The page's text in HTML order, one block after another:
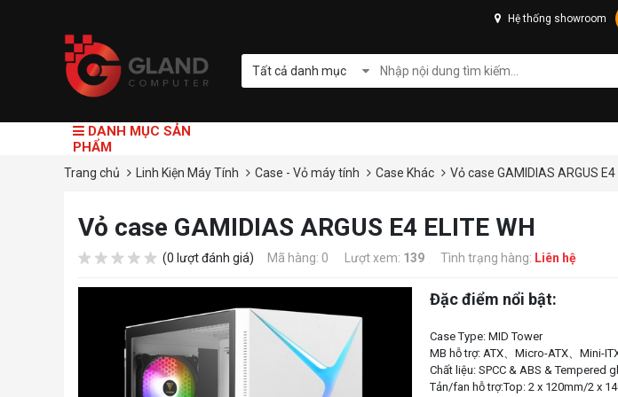
Hệ thống showroom
Tất cả danh mục
DANH MỤC SẢN
PHẨM
Trang chủ Linh Kiện Máy Tính Case - Vỏ máy tính Case Khác Vỏ case GAMIDIAS ARGUS E4
Vỏ case GAMIDIAS ARGUS E4 ELITE WH
(0 lượt đánh giá) Mã hàng: 0 Lượt xem: 139 Tình trạng hàng: Liên hệ
Đặc điểm nổi bật:
Case Type: MID Tower
MB hỗ trợ: ATX、Micro-ATX、Mini-
Chất liệu: SPCC & ABS & Tempered
Tản/fan hỗ trợ:Top: 2 x 120mm/2 x